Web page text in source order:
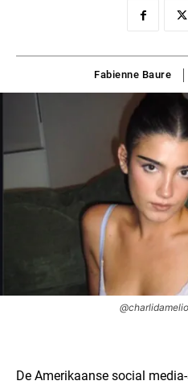
Fabienne Baure
De Amerikaanse social